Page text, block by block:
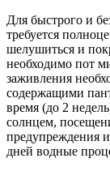
Для быстрого и
требуется
шелушиться и
необходимо пот
заживления
содержащими
время (до 2
солнцем,
предупреждения
дней водные